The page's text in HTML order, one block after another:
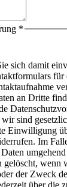
*
sich damit
an Dritte
sind
Einwilligung
Im
gelöscht,
der Zweck
über die